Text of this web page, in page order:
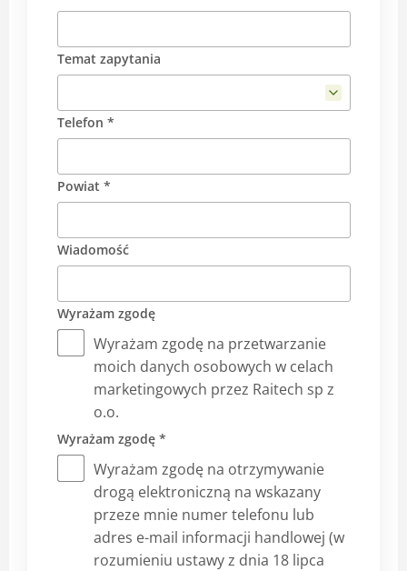
Temat zapytania
Telefon *
Powiat *
Wiadomość
Wyrażam zgodę
Wyrażam zgodę na przetwarzanie
moich danych osobowych w celach
marketingowych przez Raitech sp z
o.o.
Wyrażam zgodę *
Wyrażam zgodę na otrzymywanie
drogą elektroniczną na wskazany
przeze mnie numer telefonu lub
adres e-mail informacji handlowej (w
rozumieniu ustawy z dnia 18 lipca